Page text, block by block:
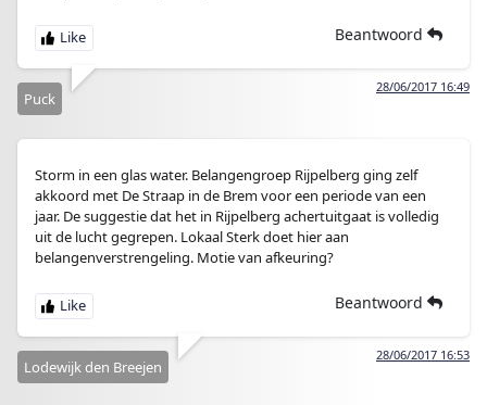
Beantwoord
28/06/2017 16:49
Puck
Storm in een glas water. Belangengroep Rijpelberg ging zelf
akkoord met De Straap in de Brem voor een periode van een
jaar. De suggestie dat het in Rijpelberg achertuitgaat is volledig
uit de lucht gegrepen. Lokaal Sterk doet hier aan
belangenverstrengeling. Motie van afkeuring?
Beantwoord
28/06/2017 16:53
Lodewijk den Breejen